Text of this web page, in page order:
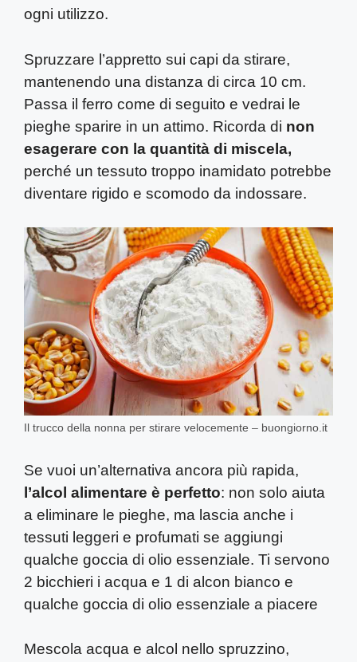
ogni utilizzo.
Spruzzare l’appretto sui capi da stirare,
mantenendo una distanza di circa 10 cm.
Passa il ferro come di seguito e vedrai le
pieghe sparire in un attimo. Ricorda di non
esagerare con la quantità di miscela,
perché un tessuto troppo inamidato potrebbe
diventare rigido e scomodo da indossare.
Il trucco della nonna per stirare velocemente – buongiorno.it
Se vuoi un’alternativa ancora più rapida,
l’alcol alimentare è perfetto: non solo aiuta
a eliminare le pieghe, ma lascia anche i
tessuti leggeri e profumati se aggiungi
qualche goccia di olio essenziale. Ti servono
2 bicchieri i acqua e 1 di alcon bianco e
qualche goccia di olio essenziale a piacere
Mescola acqua e alcol nello spruzzino,